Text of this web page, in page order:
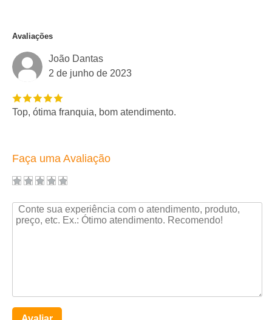
Avaliações
João Dantas
2 de junho de 2023
Top, ótima franquia, bom atendimento.
Faça uma Avaliação